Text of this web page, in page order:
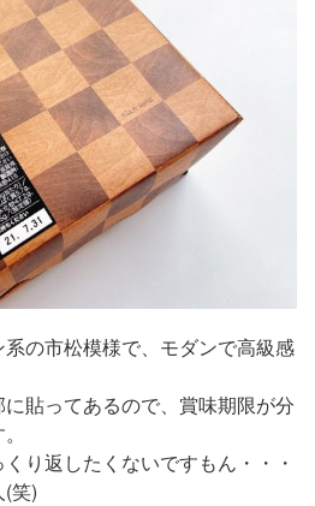
の市松模様で、モダンで高級感
貼ってあるので、賞味期限が分
り返したくないですもん・・・
笑)